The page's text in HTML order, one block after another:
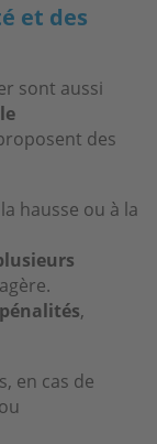
et des
sont aussi
des
hausse ou à la
,
en cas de